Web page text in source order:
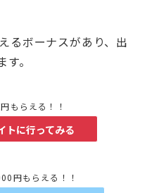
るボーナスがあり、出
。
もらえる！！
トに行ってみる
円もらえる！！